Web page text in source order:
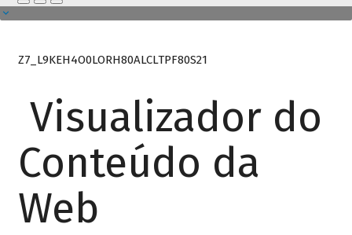
Z7_L9KEH4O0LORH80ALCLTPF80S21
Visualizador do
Conteúdo da
Web